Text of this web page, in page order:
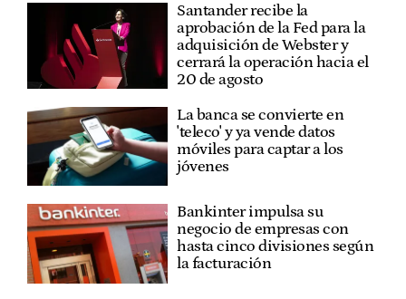
Santander recibe la
aprobación de la Fed para la
adquisición de Webster y
cerrará la operación hacia el
20 de agosto
La banca se convierte en
'teleco' y ya vende datos
móviles para captar a los
jóvenes
Bankinter impulsa su
negocio de empresas con
hasta cinco divisiones según
la facturación